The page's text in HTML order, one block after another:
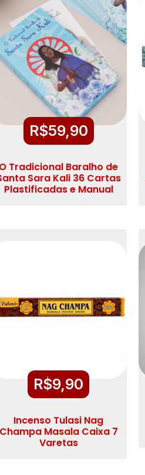
R$59,90
O Tradicional Baralho de
Sara Kali 36 Cartas
Plastificadas e Manual
R$9,90
Incenso Tulasi Nag
Champa Masala Caixa 7
Varetas